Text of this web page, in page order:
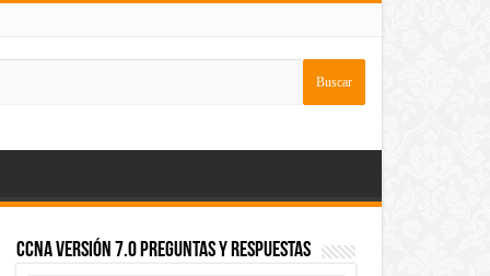
CCNA Versión 7.0 Preguntas y Respuestas